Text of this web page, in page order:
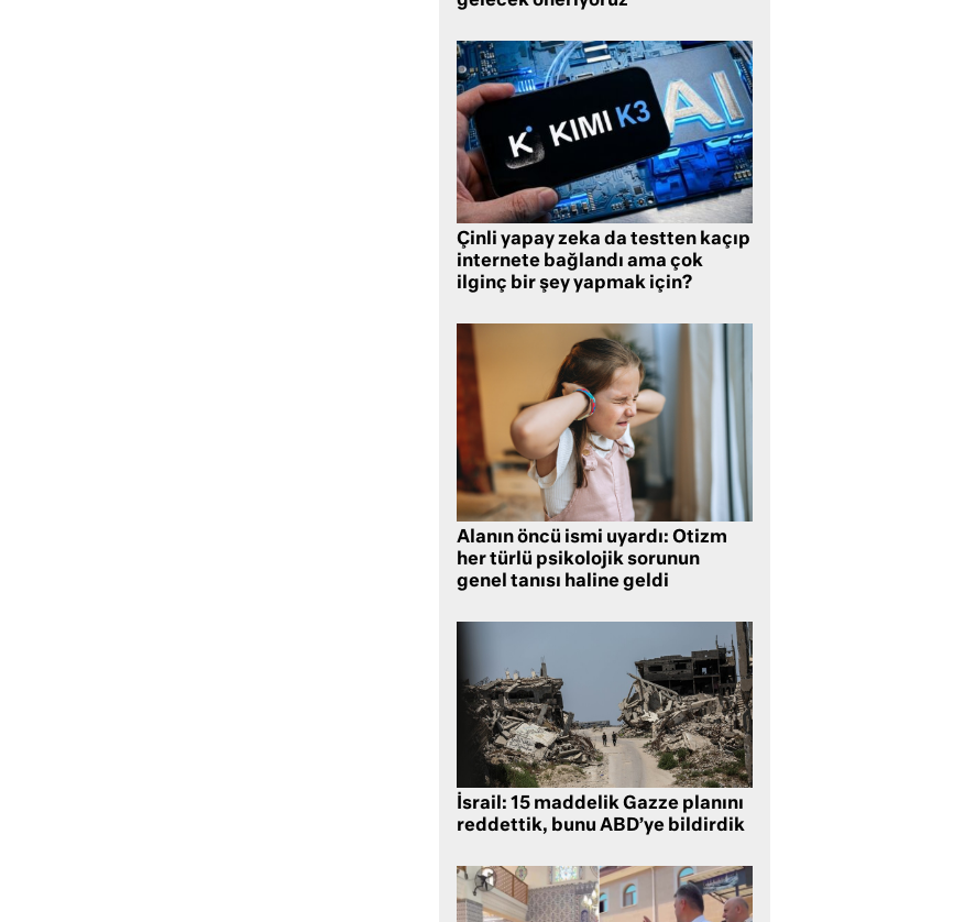
Çinli yapay zeka da testten kaçıp
internete bağlandı ama çok
ilginç bir şey yapmak için?
Alanın öncü ismi uyardı: Otizm
her türlü psikolojik sorunun
genel tanısı haline geldi
İsrail: 15 maddelik Gazze planını
reddettik, bunu ABD’ye bildirdik